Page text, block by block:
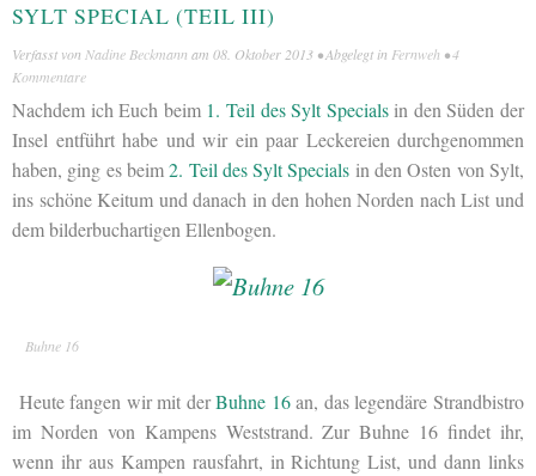
SYLT SPECIAL (TEIL III)
Verfasst von Nadine Beckmann am 08. Oktober 2013 • Abgelegt in Fernweh •4
Kommentare
Nachdem ich Euch beim 1. Teil des Sylt Specialsin den Süden der
Insel entführt habe und wir ein paar Leckereien durchgenommen
haben, ging es beim2. Teil des Sylt Specials in den Osten von Sylt,
ins schöne Keitum und danach in den hohen Norden nach List und
dem bilderbuchartigen Ellenbogen.
Buhne 16
Heute fangen wir mit derBuhne 16an, das legendäre Strandbistro
im Norden von Kampens Weststrand. Zur Buhne 16 findet ihr,
wenn ihr aus Kampen rausfahrt, in Richtung List, und dann links